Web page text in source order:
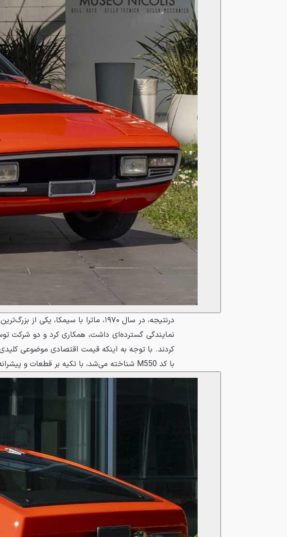
درنتیجه، در سال ۱۹۷۰، ماترا با سیمکا،
نمایندگی گسترده‌ای داشت، همکاری کرد و دو شرکت
کردند. با توجه به اینکه قیمت اقتصادی موضوعی
با کد M550 شناخته می‌شد، با تکیه بر قطعات و پیشرانه‌های موجود ساخته شد.